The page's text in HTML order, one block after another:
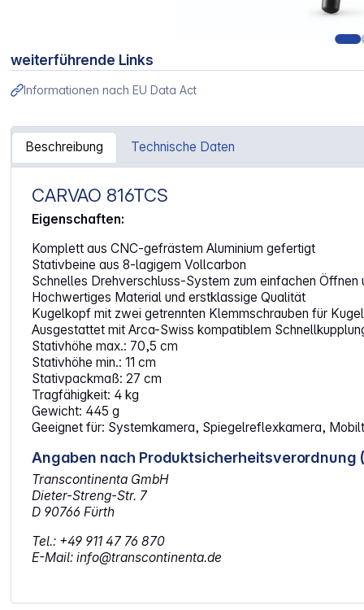
weiterführende Links
Informationen nach EU Data Act
Beschreibung Technische Daten
Artikelinformationen "Cullmann Carvao 816 TCS"
CARVAO 816TCS
Eigenschaften:
Komplett aus CNC-gefrästem Aluminium gefertigt
Stativbeine aus 8-lagigem Vollcarbon
Schnelles Drehverschluss-System zum einfachen Öffnen
Hochwertiges Material und erstklassige Qualität
Kugelkopf mit zwei getrennten Klemmschrauben für
Ausgestattet mit Arca-Swiss kompatiblem
Stativhöhe max.: 70,5 cm
Stativhöhe min.: 11 cm
Stativpackmaß: 27 cm
Tragfähigkeit: 4 kg
Gewicht: 445 g
Geeignet für: Systemkamera, Spiegelreflexkamera,
Angaben nach Produktsicherheitsverordnung
Transcontinenta GmbH
Dieter-Streng-Str. 7
D 90766 Fürth
Tel.: +49 911 47 76 870
E-Mail: info@transcontinenta.de